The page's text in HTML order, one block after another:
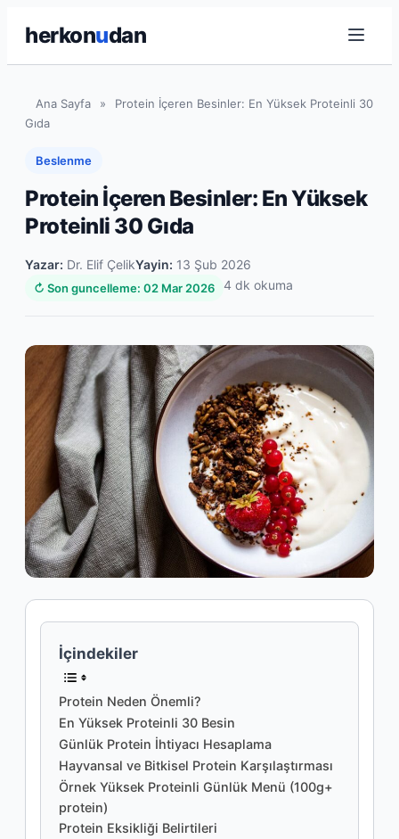
herkonudan
Ana Sayfa »
Protein İçeren Besinler: En Yüksek Proteinli 30
Gıda
Beslenme
Protein İçeren Besinler: En Yüksek
Proteinli 30 Gıda
Yazar: Dr. Elif ÇelikYayin: 13 Şub 2026
↻ Son guncelleme: 02 Mar 2026 4 dk okuma
İçindekiler
Protein Neden Önemli?
En Yüksek Proteinli 30 Besin
Günlük Protein İhtiyacı Hesaplama
Hayvansal ve Bitkisel Protein Karşılaştırması
Örnek Yüksek Proteinli Günlük Menü (100g+
protein)
Protein Eksikliği Belirtileri